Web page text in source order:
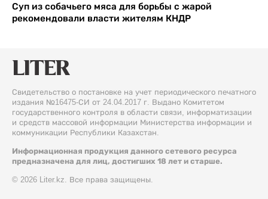
Суп из собачьего мяса для борьбы с жарой
рекомендовали власти жителям КНДР
Свидетельство о постановке на учет периодического печатного
издания №16475-СИ от 24.04.2017 г. Выдано Комитетом
государственного контроля в области связи, информатизации
и средств массовой информации Министерства информации и
коммуникации Республики Казахстан.
Информационная продукция данного сетевого ресурса
предназначена для лиц, достигших 18 лет и старше.
© 2026 Liter.kz. Все права защищены.